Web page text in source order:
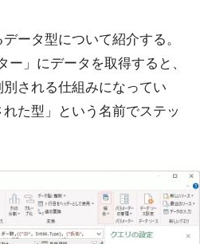
ータ型について紹介する。
ー」にデータを取得すると、
される仕組みになってい
た型」という名前でステッ